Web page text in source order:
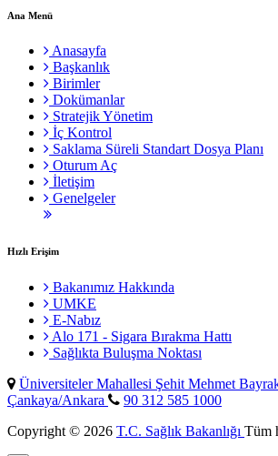
Ana Menü
Anasayfa
Başkanlık
Birimler
Dokümanlar
Stratejik Yönetim
İç Kontrol
Saklama Süreli Standart Dosya Planı
Oturum Aç
İletişim
Genelgeler
Hızlı Erişim
Bakanımız Hakkında
UMKE
E-Nabız
Alo 171 - Sigara Bırakma Hattı
Sağlıkta Buluşma Noktası
Üniversiteler Mahallesi Şehit Mehmet
Çankaya/Ankara
90 312 585 1000
Copyright © 2026 T.C. Sağlık Bakanlığı Tüm